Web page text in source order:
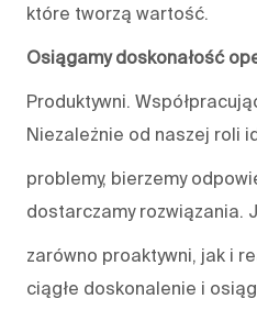
które tworzą wartość.
Osiągamy doskonałość
Produktywni.
Niezależnie od naszej roli
problemy, bierzemy
dostarczamy rozwiązania.
zarówno proaktywni, jak i
ciągłe doskonalenie i